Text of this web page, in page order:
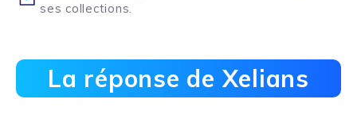
ses collections.
La réponse de Xelians